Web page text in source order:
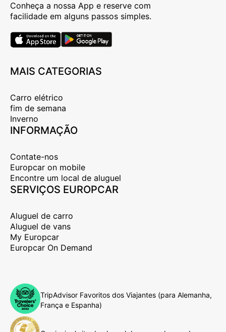
Conheça a nossa App e reserve com
facilidade em alguns passos simples.
MAIS CATEGORIAS
Carro elétrico
fim de semana
Inverno
INFORMAÇÃO
Contate-nos
Europcar on mobile
Encontre um local de aluguel
SERVIÇOS EUROPCAR
Aluguel de carro
Aluguel de vans
My Europcar
Europcar On Demand
TripAdvisor Favoritos dos Viajantes (para Alemanha,
França e Espanha)